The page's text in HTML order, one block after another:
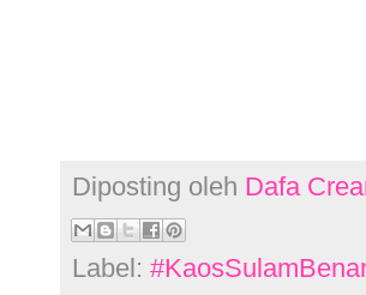
Diposting oleh Dafa
Label: